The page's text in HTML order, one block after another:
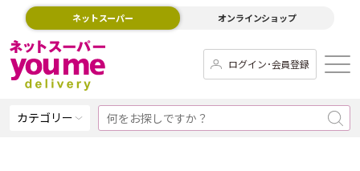
ネットスーパー オンラインショップ
ログイン･会員登録
カテゴリー